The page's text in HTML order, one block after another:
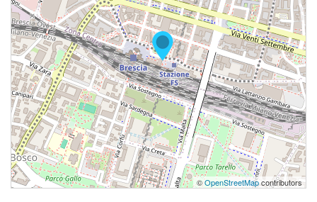
©OpenStreetMapcontributors